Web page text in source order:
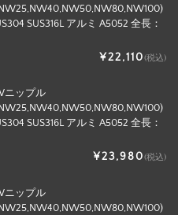
SUS316L アルミ A5052 全長：
¥22,110(税込)
ニップル
SUS316L アルミ A5052 全長：
¥23,980(税込)
ニップル